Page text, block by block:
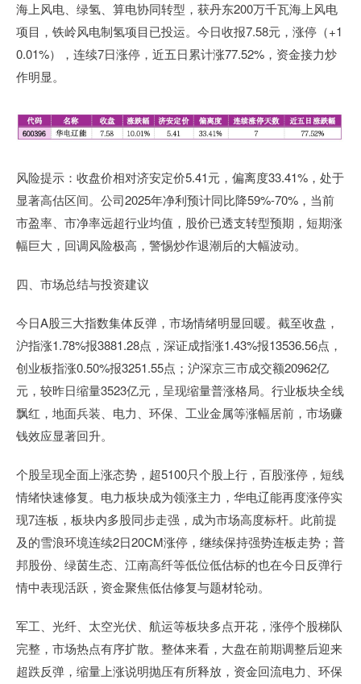
海上风电、绿氢、算电协同转型，获丹东200万千瓦海上风电
项目，铁岭风电制氢项目已投运。今日收报7.58元，涨停（+1
0.01%），连续7日涨停，近五日累计涨77.52%，资金接力炒
作明显。
风险提示：收盘价相对济安定价5.41元，偏离度33.41%，处于
显著高估区间。公司2025年净利预计同比降59%-70%，当前
市盈率、市净率远超行业均值，股价已透支转型预期，短期涨
幅巨大，回调风险极高，警惕炒作退潮后的大幅波动。
四、市场总结与投资建议
今日A股三大指数集体反弹，市场情绪明显回暖。截至收盘，
沪指涨1.78%报3881.28点，深证成指涨1.43%报13536.56点，
创业板指涨0.50%报3251.55点；沪深京三市成交额20962亿
元，较昨日缩量3523亿元，呈现缩量普涨格局。行业板块全线
飘红，地面兵装、电力、环保、工业金属等涨幅居前，市场赚
钱效应显著回升。
个股呈现全面上涨态势，超5100只个股上行，百股涨停，短线
情绪快速修复。电力板块成为领涨主力，华电辽能再度涨停实
现7连板，板块内多股同步走强，成为市场高度标杆。此前提
及的雪浪环境连续2日20CM涨停，继续保持强势连板走势；普
邦股份、绿茵生态、江南高纤等低位低估标的也在今日反弹行
情中表现活跃，资金聚焦低估修复与题材轮动。
军工、光纤、太空光伏、航运等板块多点开花，涨停个股梯队
完整，市场热点有序扩散。整体来看，大盘在前期调整后迎来
超跌反弹，缩量上涨说明抛压有所释放，资金回流电力、环保